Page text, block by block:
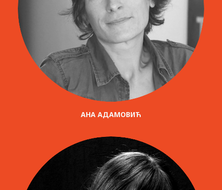
AНА АДАМОВИЋ